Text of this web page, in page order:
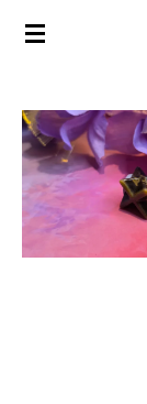
Ga
de
hoofdinhoud